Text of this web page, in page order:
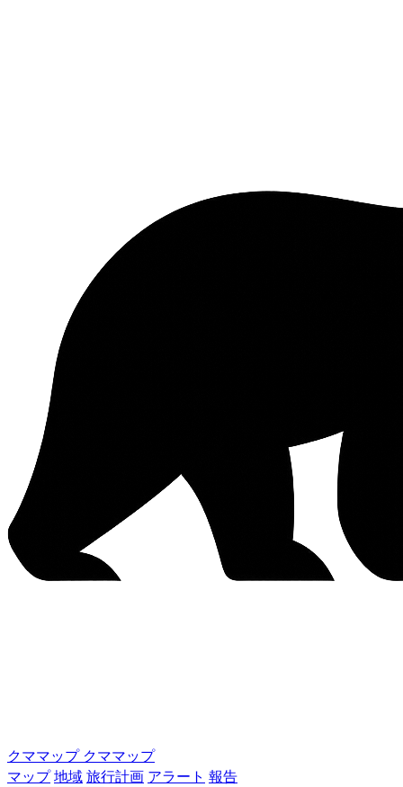
クママップ クママップ
マップ地域旅行計画 アラート 報告